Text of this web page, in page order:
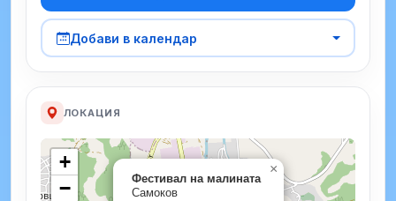
Добави в календар
ЛОКАЦИЯ
Фестивал на малината
Самоков
×
+
−